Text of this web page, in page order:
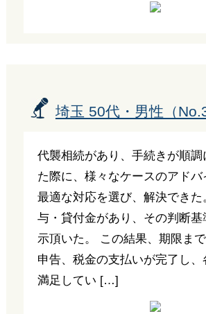
埼玉 50代・男性（
代襲相続があり、手続きが順調
た際に、様々なケースのアドバ
最適な対応を選び、解決できた
与・貸付金があり、その判断基
示頂いた。 この結果、期限ま
申告、税金の支払いが完了し、
満足してい […]